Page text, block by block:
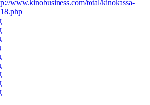
www.kinobusiness.com/total/kinokassa-